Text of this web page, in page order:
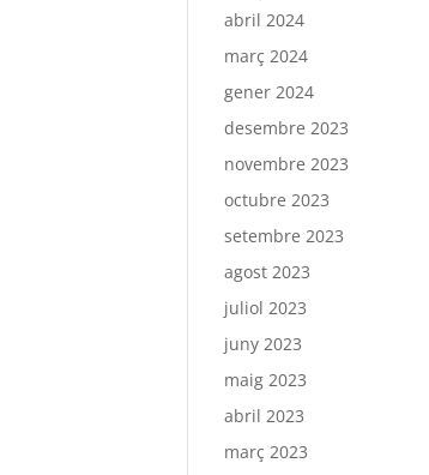
abril 2024
març 2024
gener 2024
desembre 2023
novembre 2023
octubre 2023
setembre 2023
agost 2023
juliol 2023
juny 2023
maig 2023
abril 2023
març 2023